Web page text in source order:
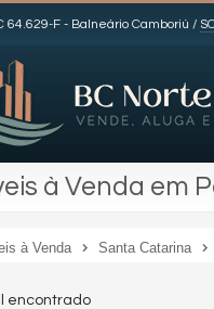
64.629-F - Balneário Camboriú /
à Venda em
à Venda Santa Catarina
encontrado